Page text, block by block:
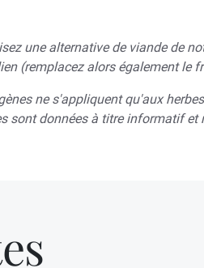
une alternative de viande de
(remplacez alors également le
ne s'appliquent qu'aux
sont données à titre informatif et